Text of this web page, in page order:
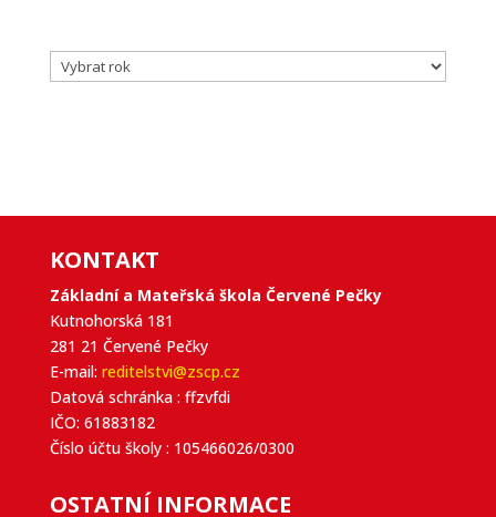
Archivy
KONTAKT
Základní a Mateřská škola Červené Pečky
Kutnohorská 181
281 21 Červené Pečky
E-mail: reditelstvi@zscp.cz
Datová schránka : ffzvfdi
IČO: 61883182
Číslo účtu školy : 105466026/0300
OSTATNÍ INFORMACE